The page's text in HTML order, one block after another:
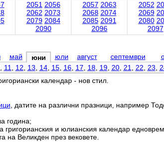
2051 2056
2062 2073
2079 2084
2090
2057 2063
2068 2074
2085 2091
2096
2052
2069
2080
2097
май юни юли август септември
11 12 13 14, 15, 16, 17 18, 19, 20, 21 22 23
календар - нов стил.
, датите на различни празници, например
година;
григорианския и юлианския календар
на Великден през вековете.